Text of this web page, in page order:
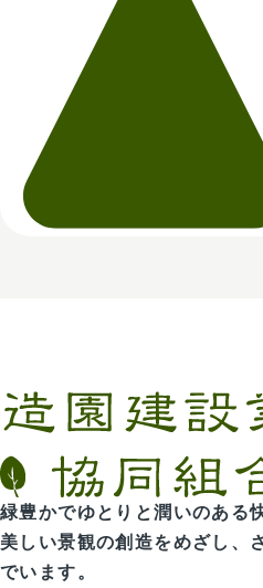
緑豊かでゆとりと潤いのある
美しい景観の創造をめざし、
でいます。